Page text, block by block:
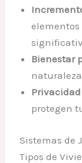
elementos
Bienestar
protegen
Sistemas de
Tipos de